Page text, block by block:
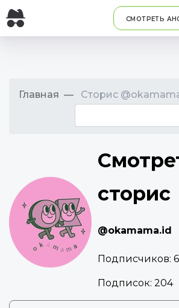
СМОТРЕТЬ
Главная Сторис
сторис
@okamama.id
Подписчиков:
Подписок: 204